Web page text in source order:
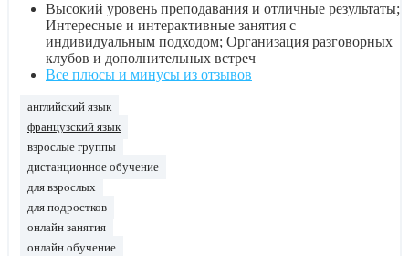
Высокий уровень преподавания и отличные результаты;
Интересные и интерактивные занятия с
индивидуальным подходом; Организация разговорных
клубов и дополнительных встреч
Все плюсы и минусы из отзывов
английский язык
французский язык
взрослые группы
дистанционное обучение
для взрослых
для подростков
онлайн занятия
онлайн обучение